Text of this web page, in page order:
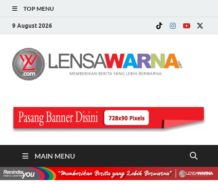
TOP MENU
9 August 2026
MAIN MENU